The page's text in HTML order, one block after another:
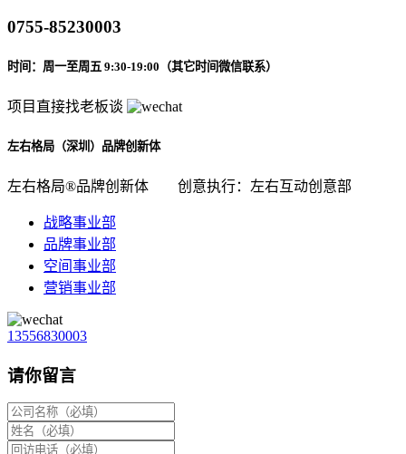
0755-85230003
时间：周一至周五 9:30-19:00（其它时间微信联系）
项目直接找老板谈
左右格局（深圳）品牌创新体
左右格局®品牌创新体 创意执行：左右互动创意部
战略事业部
品牌事业部
空间事业部
营销事业部
13556830003
请你留言